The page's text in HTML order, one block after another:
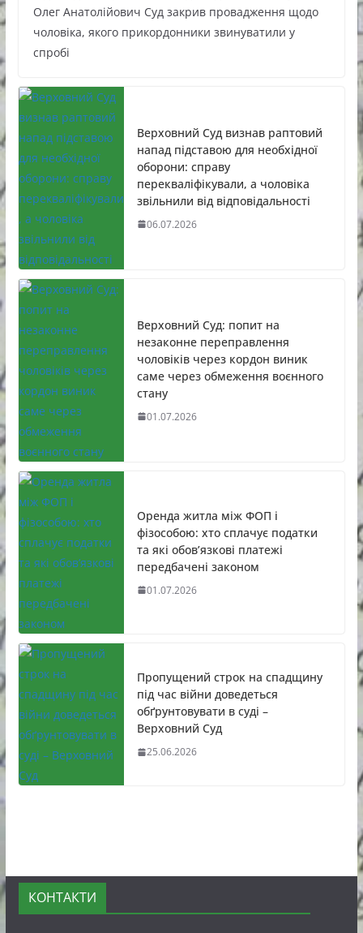
Олег Анатолійович Суд закрив провадження щодо
чоловіка, якого прикордонники звинуватили у
спробі
Верховний Суд визнав раптовий
напад підставою для необхідної
оборони: справу
перекваліфікували, а чоловіка
звільнили від відповідальності
06.07.2026
Верховний Суд: попит на
незаконне переправлення
чоловіків через кордон виник
саме через обмеження воєнного
стану
01.07.2026
Оренда житла між ФОП і
фізособою: хто сплачує податки
та які обов’язкові платежі
передбачені законом
01.07.2026
Пропущений строк на спадщину
під час війни доведеться
обґрунтовувати в суді –
Верховний Суд
25.06.2026
КОНТАКТИ